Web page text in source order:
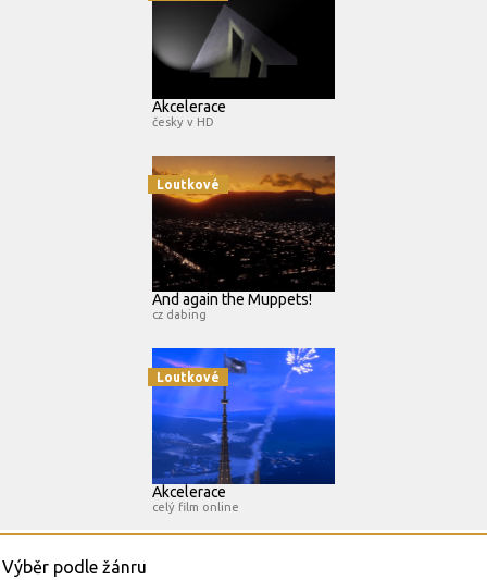
Akcelerace
česky v HD
Loutkové
And again the Muppets!
cz dabing
Loutkové
Akcelerace
celý film online